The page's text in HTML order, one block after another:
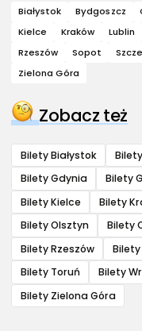
Białystok Bydgoszcz
Kielce
Kraków Lublin
Rzeszów
Sopot
Zielona Góra
Zobacz też
Bilety Białystok
Bilety Gdynia
Bilety
Bilety Kielce
Bilety
Bilety Olsztyn
Bilety
Bilety Rzeszów
Bilety Toruń
Bilety
Bilety Zielona Góra